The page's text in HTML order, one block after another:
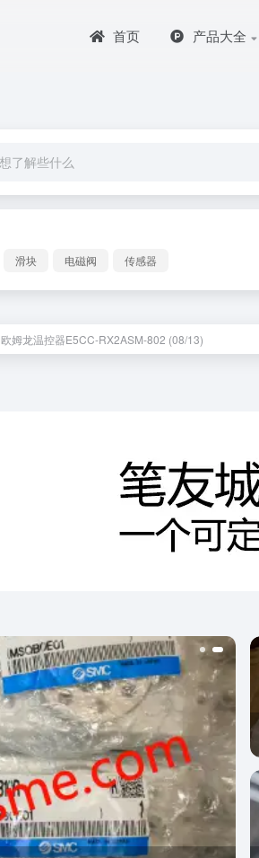
首页 产品大全
滑块 电磁阀 传感器
欧姆龙温控器E5CC-RX2ASM-802 (08/13)